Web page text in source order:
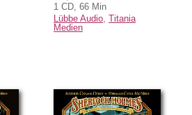
1 CD, 66 Min
Lübbe Audio, Titania
Medien